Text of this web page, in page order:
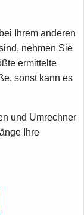
Ihrem anderen
nehmen Sie
ermittelte
sonst kann es
und Umrechner
Ihre